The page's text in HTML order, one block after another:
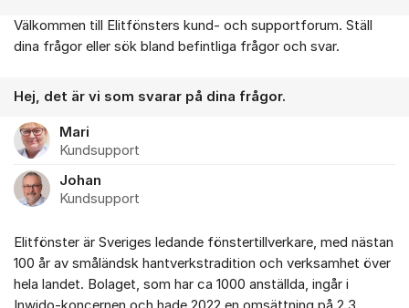
Om forumet
Välkommen till Elitfönsters kund- och supportforum. Ställ
dina frågor eller sök bland befintliga frågor och svar.
Hej, det är vi som svarar på dina frågor.
Mari
Kundsupport
Johan
Kundsupport
Elitfönster är Sveriges ledande fönstertillverkare, med nästan
100 år av småländsk hantverkstradition och verksamhet över
hela landet. Bolaget, som har ca 1000 anställda, ingår i